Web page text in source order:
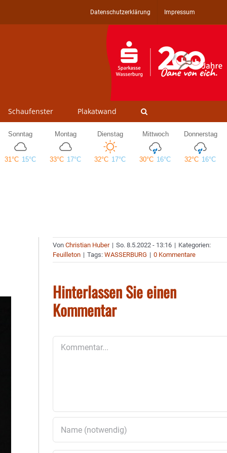
Datenschutzerklärung Impressum
Schaufenster Plakatwand
VonChristian Huber | So. 8.5.2022 - 13:16 | Kategorien:
Feuilleton | Tags:WASSERBURG | 0 Kommentare
Hinterlassen Sie einen
Kommentar